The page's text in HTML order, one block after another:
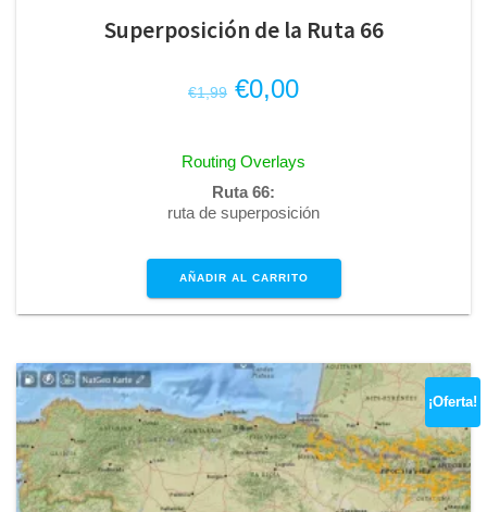
Superposición de la Ruta 66
€1,99 El
original
era:
€1,99.
€0,00El
€0,00.
Routing Overlays
Ruta 66:
ruta de superposición
AÑADIR AL CARRITO
¡Oferta!